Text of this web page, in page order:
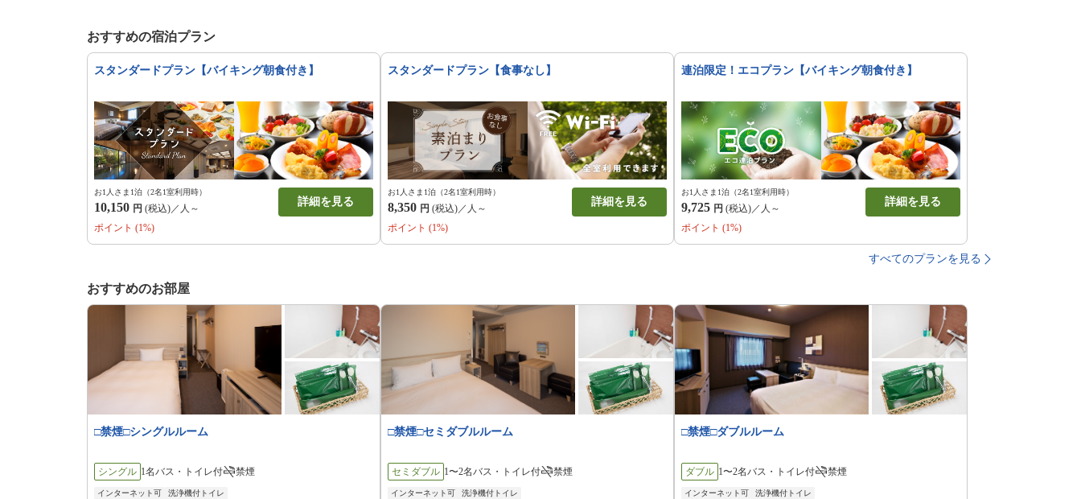
おすすめの宿泊プラン
スタンダードプラン【バイキング朝食付き】
お1人さま1泊（2名1室利用時）
10,150 円 (税込)／人～
詳細を見る
ポイント (1%)
スタンダードプラン【食事なし】
お1人さま1泊（2名1室利用時）
8,350 円 (税込)／人～
詳細を見る
ポイント (1%)
連泊限定！エコプラン【バイキング朝食付き】
お1人さま1泊（2名1室利用時）
9,725 円 (税込)／人～
詳細を見る
ポイント (1%)
すべてのプランを見る
おすすめのお部屋
□禁煙□シングルルーム
シングル 1名バス・トイレ付 禁煙
インターネット可 洗浄機付トイレ
□禁煙□セミダブルルーム
セミダブル 1〜2名バス・トイレ付 禁煙
インターネット可 洗浄機付トイレ
□禁煙□ダブルルーム
ダブル 1〜2名バス・トイレ付 禁煙
インターネット可 洗浄機付トイレ